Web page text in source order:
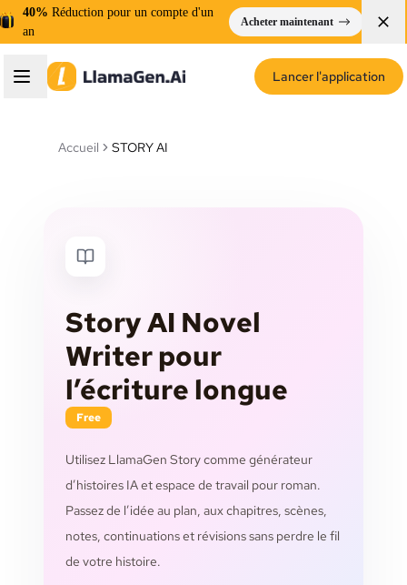
40% Réduction pour un compte d'un
an
Acheter maintenant
Lancer l'application
Accueil STORY AI
Story AI Novel
Writer pour
l’écriture longue
Free
Utilisez LlamaGen Story comme générateur
d’histoires IA et espace de travail pour roman.
Passez de l’idée au plan, aux chapitres, scènes,
notes, continuations et révisions sans perdre le fil
de votre histoire.